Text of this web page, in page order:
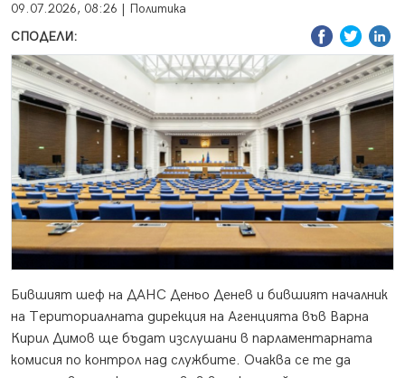
09.07.2026, 08:26 | Политика
СПОДЕЛИ:
Бившият шеф на ДАНС Деньо Денев и бившият началник
на Териториалната дирекция на Агенцията във Варна
Кирил Димов ще бъдат изслушани в парламентарната
комисия по контрол над службите. Очаква се те да